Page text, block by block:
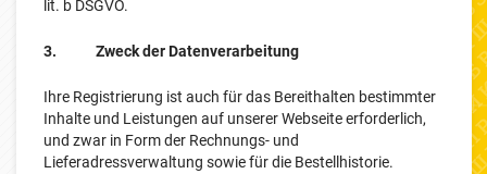
lit. b DSGVO.
3. Zweck der Datenverarbeitung
Ihre Registrierung ist auch für das Bereithalten bestimmter
Inhalte und Leistungen auf unserer Webseite erforderlich,
und zwar in Form der Rechnungs- und
Lieferadressverwaltung sowie für die Bestellhistorie.